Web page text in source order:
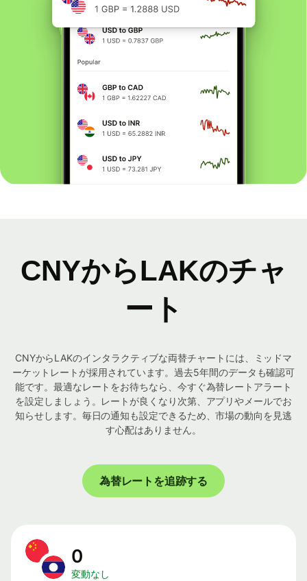
CNYからLAKのチャ
ート
CNYからLAKのインタラクティブな両替チャートには、ミッドマ
ーケットレートが採用されています。過去5年間のデータも確認可
能です。最適なレートをお待ちなら、今すぐ為替レートアラート
を設定しましょう。レートが良くなり次第、アプリやメールでお
知らせします。毎日の通知も設定できるため、市場の動向を見逃
す心配はありません。
為替レートを追跡する
0
変動なし